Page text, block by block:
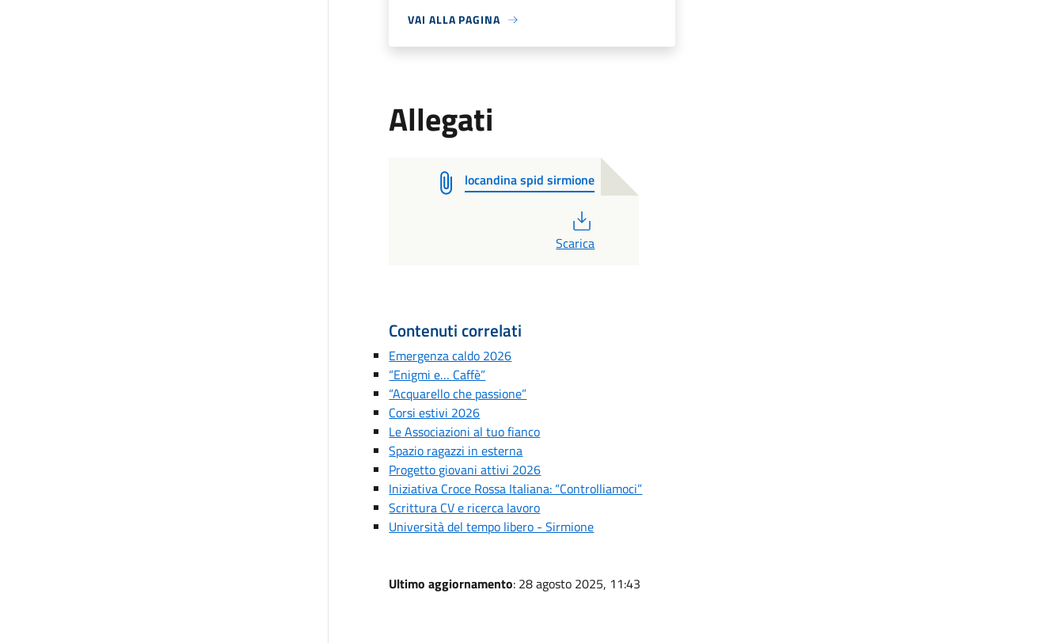
VAI ALLA PAGINA
Allegati
locandina spid sirmione
Scarica
Contenuti correlati
Emergenza caldo 2026
“Enigmi e… Caffè”
“Acquarello che passione”
Corsi estivi 2026
Le Associazioni al tuo fianco
Spazio ragazzi in esterna
Progetto giovani attivi 2026
Iniziativa Croce Rossa Italiana: “Controlliamoci”
Scrittura CV e ricerca lavoro
Università del tempo libero - Sirmione
Ultimo aggiornamento: 28 agosto 2025, 11:43